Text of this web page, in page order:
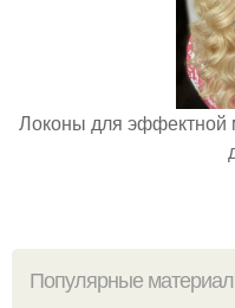
Локоны для эффектной
Популярные